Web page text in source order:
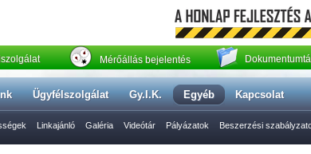
Mérőállás bejelentés
Ügyfélszolgálat Gy.I.K. Egyéb Kapcsolat
Linkajánló Galéria Videótár Pályázatok Beszerzési